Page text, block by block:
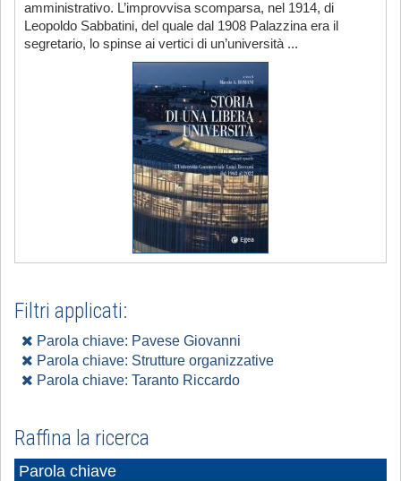
amministrativo. L’improvvisa scomparsa, nel 1914, di
Leopoldo Sabbatini, del quale dal 1908 Palazzina era il
segretario, lo spinse ai vertici di un’università ...
Filtri applicati:
Parola chiave: Pavese Giovanni
Parola chiave: Strutture organizzative
Parola chiave: Taranto Riccardo
Raffina la ricerca
Parola chiave